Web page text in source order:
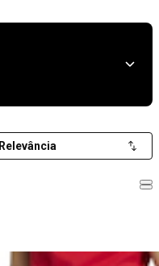
Relevância